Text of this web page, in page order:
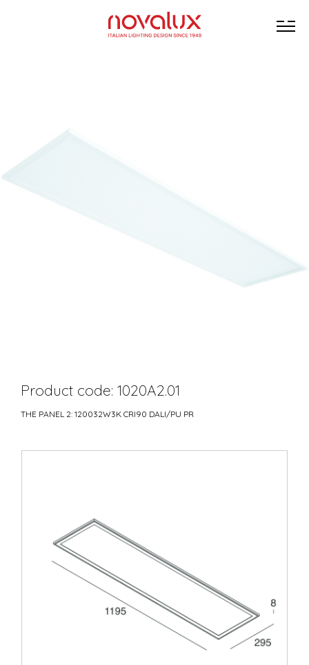
Product code: 1020A2.01
THE PANEL 2: 120032W3K CRI90 DALI/PU PR